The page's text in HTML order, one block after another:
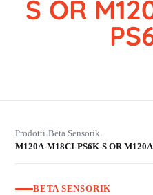
S OR
Prodotti›Beta Sensorik›
M120A-M18CI-PS6K-S OR
BETA SENSORIK